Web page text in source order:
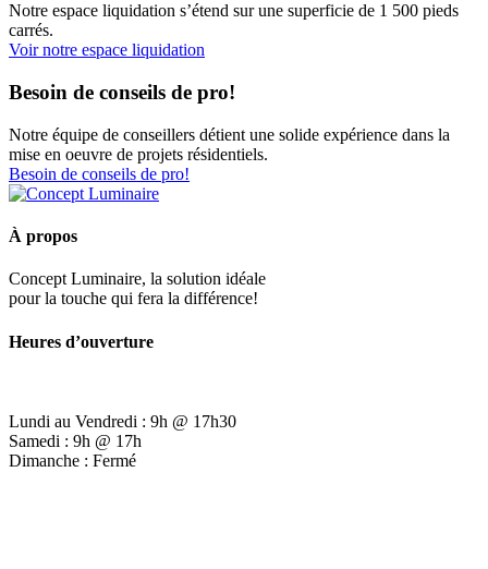
Notre espace liquidation s’étend sur une superficie de 1 500 pieds
carrés.
Voir notre espace liquidation
Besoin de conseils de pro!
Notre équipe de conseillers détient une solide expérience dans la
mise en oeuvre de projets résidentiels.
Besoin de conseils de pro!
À propos
Concept Luminaire, la solution idéale
pour la touche qui fera la différence!
Heures d’ouverture
Lundi au Vendredi : 9h @ 17h30
Samedi : 9h @ 17h
Dimanche : Fermé